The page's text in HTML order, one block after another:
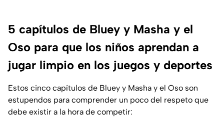
5 capítulos de Bluey y Masha y el
Oso para que los niños aprendan a
jugar limpio en los juegos y deportes
Estos cinco capítulos de Bluey y Masha y el Oso son
estupendos para comprender un poco del respeto que
debe existir a la hora de competir: